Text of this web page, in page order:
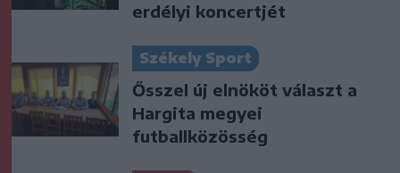
erdélyi koncertjét
Székely Sport
Ősszel új elnököt választ a
Hargita megyei
futballközösség